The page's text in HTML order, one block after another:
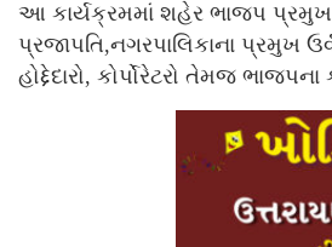
આ કાર્યક્રમમાં શહેર ભાજપ પ્રમુખ
પ્રજાપતિ,નગરપાલિકાના પ્રમુખ
હોદ્દેદારો, કોર્પોરેટરો તેમજ